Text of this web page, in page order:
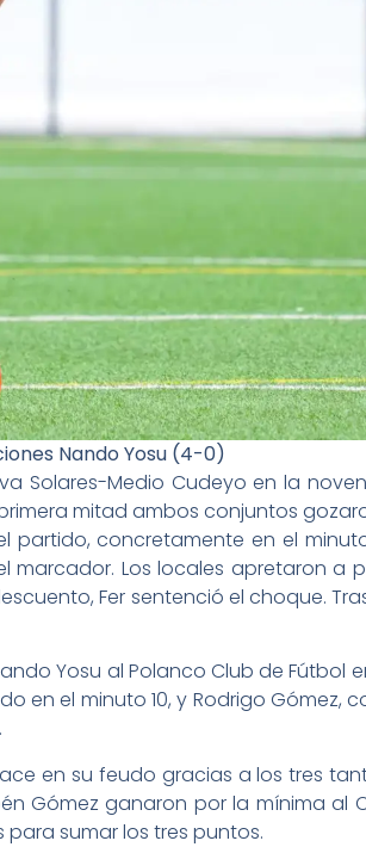
Nando Yosu (4-0)
Solares-Medio Cudeyo en la
mitad ambos conjuntos
concretamente en el
Los locales apretaron a
Fer sentenció el choque.
Yosu al Polanco Club de Fútbol
en el minuto 10, y Rodrigo Gómez,
en su feudo gracias a los tres
Gómez ganaron por la mínima al
para sumar los tres puntos.